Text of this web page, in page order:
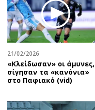
21/02/2026
«Κλείδωσαν» οι άμυνες,
σίγησαν τα «κανόνια»
στο Παφιακό (vid)